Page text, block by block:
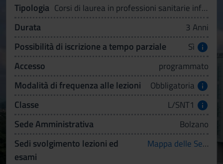
Tipologia Corsi di laurea in professioni sanitarie infermieristiche ed ostetriche
Durata 3 Anni
Possibilità di iscrizione a tempo parziale Sì
Accesso programmato
Modalità di frequenza alle lezioni Obbligatoria
Classe L/SNT1
Sede Amministrativa Bolzano
Sedi svolgimento lezioni ed
esami
Mappa delle Sedi